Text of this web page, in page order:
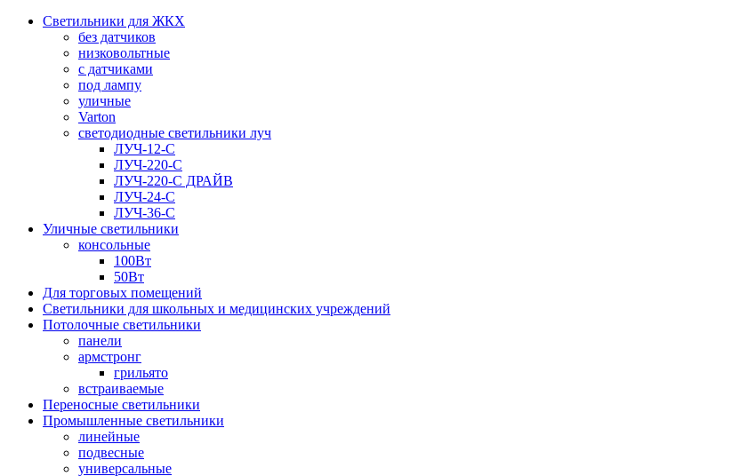
Светильники для ЖКХ
без датчиков
низковольтные
с датчиками
под лампу
уличные
Varton
светодиодные светильники луч
ЛУЧ-12-С
ЛУЧ-220-С
ЛУЧ-220-С ДРАЙВ
ЛУЧ-24-С
ЛУЧ-36-С
Уличные светильники
консольные
100Вт
50Вт
Для торговых помещений
Светильники для школьных и медицинских учреждений
Потолочные светильники
панели
армстронг
грильято
встраиваемые
Переносные светильники
Промышленные светильники
линейные
подвесные
универсальные